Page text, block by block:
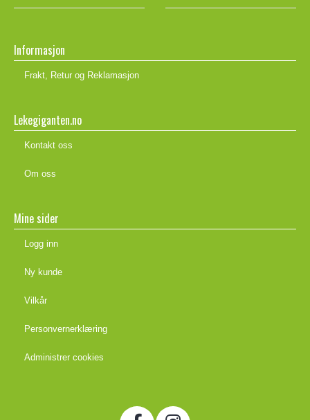
Informasjon
Frakt, Retur og Reklamasjon
Lekegiganten.no
Kontakt oss
Om oss
Mine sider
Logg inn
Ny kunde
Vilkår
Personvernerklæring
Administrer cookies